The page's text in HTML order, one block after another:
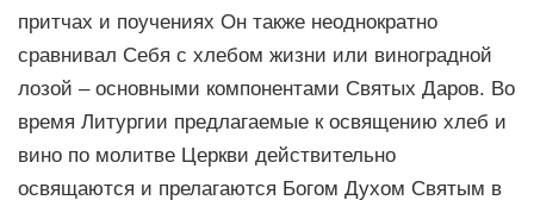
притчах и поучениях Он также неоднократно
сравнивал Себя с хлебом жизни или виноградной
лозой – основными компонентами Святых Даров. Во
время Литургии предлагаемые к освящению хлеб и
вино по молитве Церкви действительно
освящаются и прелагаются Богом Духом Святым в